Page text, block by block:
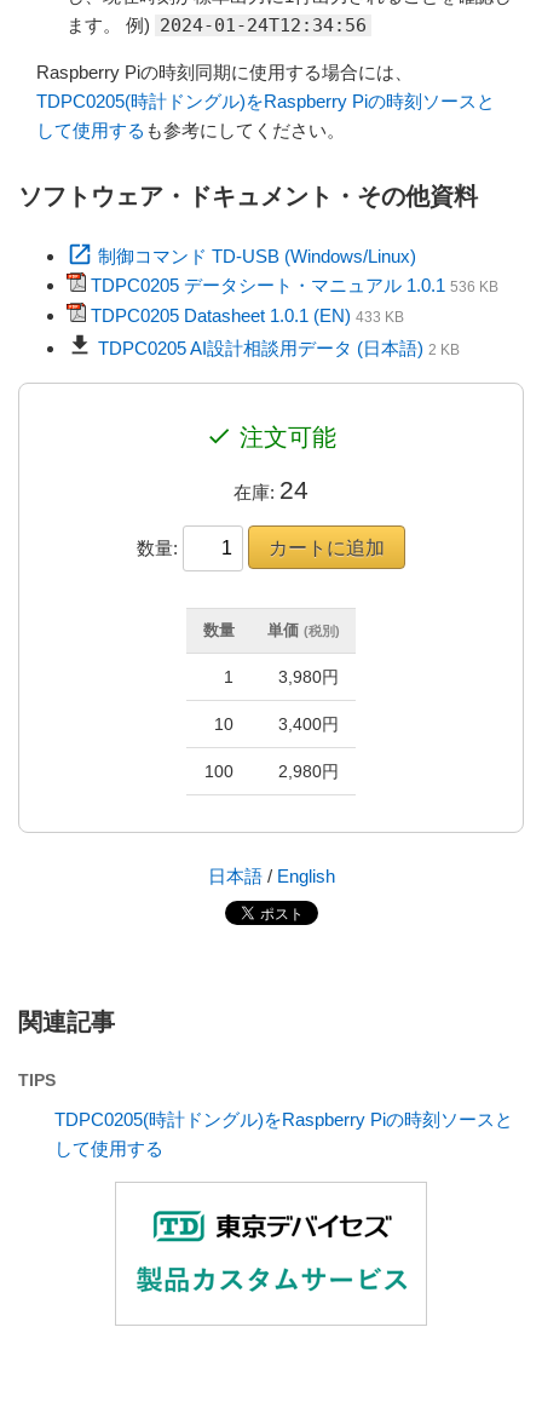
ます。 例) 2024-01-24T12:34:56
Raspberry Piの時刻同期に使用する場合には、
TDPC0205(時計ドングル)をRaspberry Piの時刻ソースと
して使用する も参考にしてください。
ソフトウェア・ドキュメント・その他資料
open_in_new 制御コマンド TD-USB (Windows/Linux)
TDPC0205 データシート・マニュアル 1.0.1 536 KB
TDPC0205 Datasheet 1.0.1 (EN) 433 KB
download TDPC0205 AI設計相談用データ (日本語) 2 KB
check 注文可能
在庫: 24
数量:
数量 単価 (税別)
1 3,980円
10 3,400円
100 2,980円
日本語/ English
関連記事
TIPS
TDPC0205(時計ドングル)をRaspberry Piの時刻ソースと
して使用する